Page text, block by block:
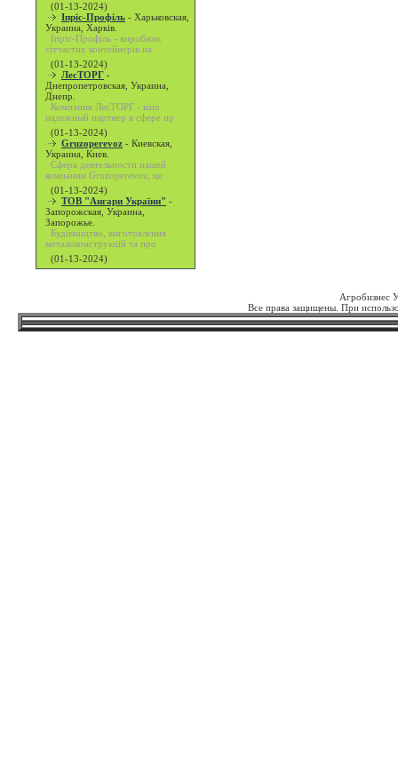
(01-13-2024)
Іпріс-Профіль - Харьковская,
Украина, Харків.
Іпріс-Профіль - виробник
сітчастих контейнерів на
(01-13-2024)
ЛесТОРГ -
Днепропетровская, Украина,
Днепр.
Компания ЛесТОРГ - ваш
надежный партнер в сфере пр
(01-13-2024)
Gruzoperevoz - Киевская,
Украина, Киев.
Сфера деятельности нашей
компании Gruzoperevoz, це
(01-13-2024)
ТОВ "Ангари України" -
Запорожская, Украина,
Запорожье.
Будівництво, виготовлення
металоконструкцій та про
(01-13-2024)
Агробизнес
Все права защищены. При